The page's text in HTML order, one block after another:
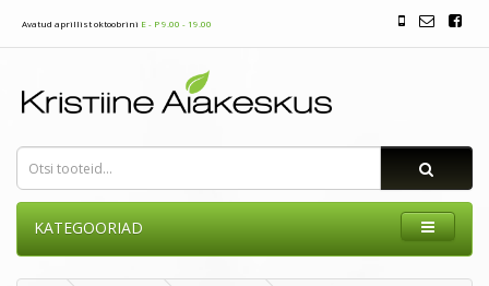
Avatud aprillist oktoobrini E - P 9.00 - 19.00
KATEGOORIAD